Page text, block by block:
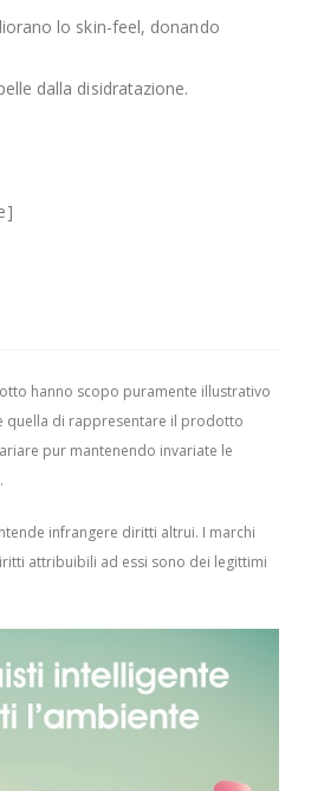
lo skin-feel, donando
dalla disidratazione.
hanno scopo puramente illustrativo
quella di rappresentare il prodotto
pur mantenendo invariate le
infrangere diritti altrui. I marchi
attribuibili ad essi sono dei legittimi